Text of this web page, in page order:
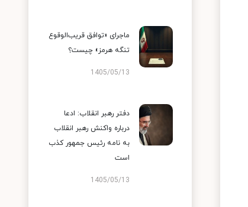
ماجرای «توافق قریب‌الوقوع
تنگه هرمز» چیست؟
1405/05/13
دفتر رهبر انقلاب: ادعا
درباره واکنش رهبر انقلاب
به نامه رئیس جمهور کذب
است
1405/05/13